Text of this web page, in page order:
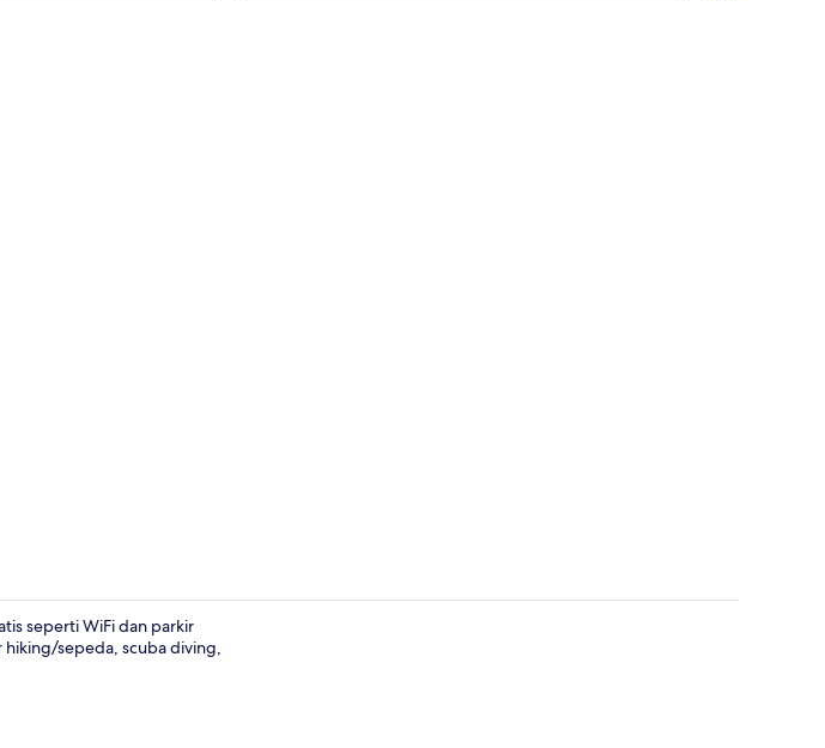
seperti WiFi dan parkir
hiking/sepeda, scuba diving,